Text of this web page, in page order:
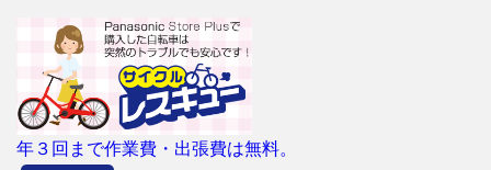
年３回まで作業費・出張費は無料。